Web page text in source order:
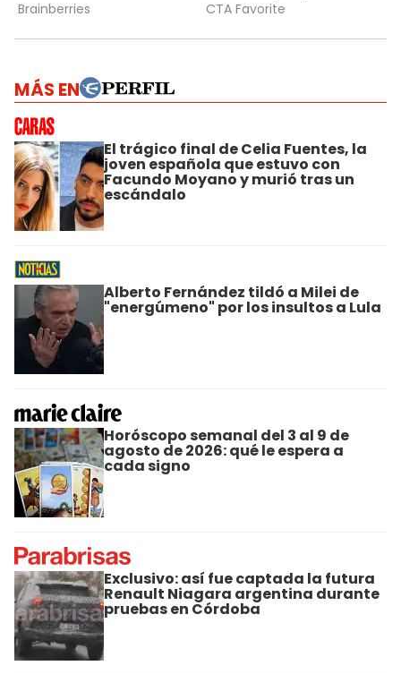
MÁS EN
El trágico final de Celia Fuentes, la
joven española que estuvo con
Facundo Moyano y murió tras un
escándalo
Alberto Fernández tildó a Milei de
"energúmeno" por los insultos a Lula
Horóscopo semanal del 3 al 9 de
agosto de 2026: qué le espera a
cada signo
Exclusivo: así fue captada la futura
Renault Niagara argentina durante
pruebas en Córdoba